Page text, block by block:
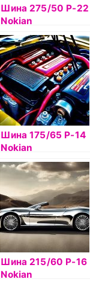
Шина 275/50 Р-22
Nokian
Hakkapelitta 9 SUV
115T б/к шип
Шина 175/65 Р-14
Nokian
Hakkapelitta R2 XL
86R б/к
Шина 215/60 Р-16
Nokian